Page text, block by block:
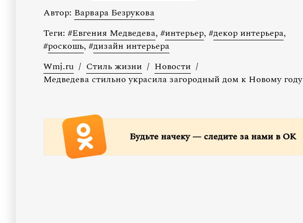
Автор: Варвара Безрукова
Теги: #Евгения Медведева, #интерьер, #декор интерьера,
#роскошь, #дизайн интерьера
Wmj.ru / Стиль жизни / Новости /
Медведева стильно украсила загородный дом к Новому году
Будьте начеку — следите за нами в ОК